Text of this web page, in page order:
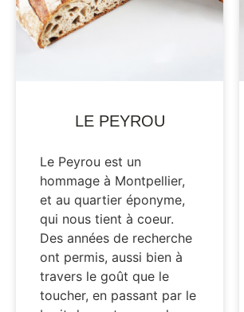
LE PEYROU
Le Peyrou est un
hommage à Montpellier,
et au quartier éponyme,
qui nous tient à coeur.
Des années de recherche
ont permis, aussi bien à
travers le goût que le
toucher, en passant par le